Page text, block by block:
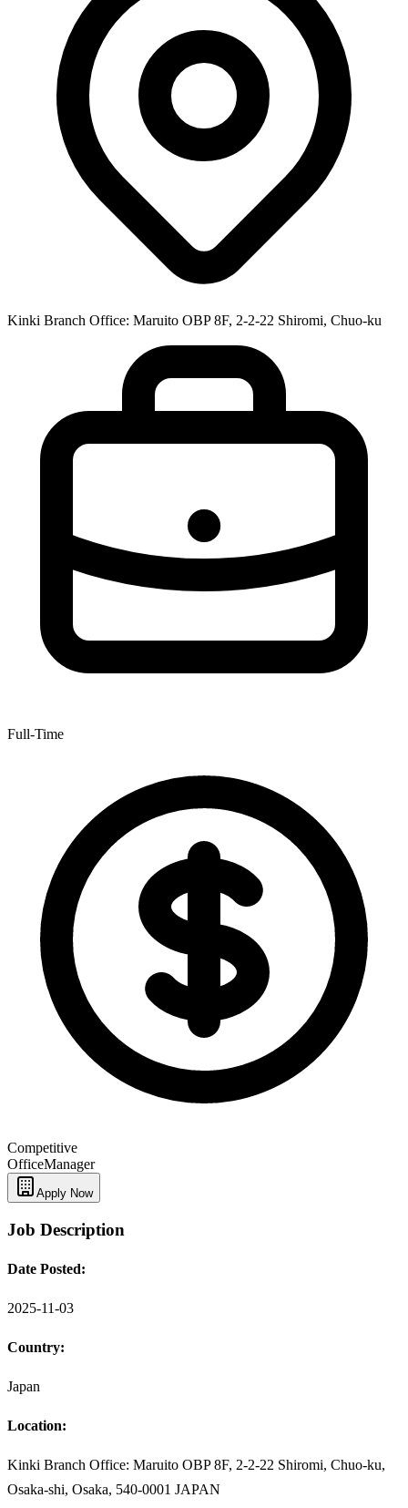
Kinki Branch Office: Maruito OBP 8F, 2-2-22 Shiromi, Chuo-ku
Full-Time
Competitive
OfficeManager
Apply Now
Job Description
Date Posted:
2025-11-03
Country:
Japan
Location:
Kinki Branch Office: Maruito OBP 8F, 2-2-22 Shiromi, Chuo-ku,
Osaka-shi, Osaka, 540-0001 JAPAN